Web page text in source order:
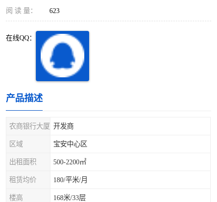
阅 读 量： 623
在线QQ：
产品描述
农商银行大厦 开发商
区域 宝安中心区
出租面积 500-2200㎡
租赁均价 180/平米/月
楼高 168米/33层
深圳超级总部基地 后海
龙岗区
光明区
龙华观澜